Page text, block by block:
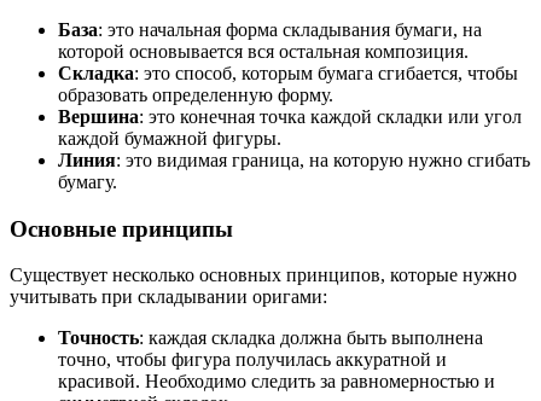
База: это начальная форма складывания бумаги, на
которой основывается вся остальная композиция.
Складка: это способ, которым бумага сгибается, чтобы
образовать определенную форму.
Вершина: это конечная точка каждой складки или угол
каждой бумажной фигуры.
Линия: это видимая граница, на которую нужно сгибать
бумагу.
Основные принципы
Существует несколько основных принципов, которые нужно
учитывать при складывании оригами:
Точность: каждая складка должна быть выполнена
точно, чтобы фигура получилась аккуратной и
красивой. Необходимо следить за равномерностью и